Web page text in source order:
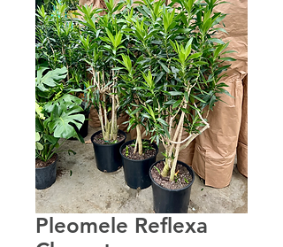
Pleomele Reflexa